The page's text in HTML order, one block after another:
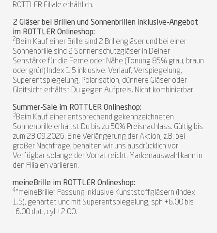
ROTTLER Filiale erhältlich.
2 Gläser bei Brillen und Sonnenbrillen inklusive-Angebot
im ROTTLER Onlineshop:
2 Beim Kauf einer Brille sind 2 Brillengläser und bei einer
Sonnenbrille sind 2 Sonnenschutzgläser in Deiner
Sehstärke für die Ferne oder Nähe (Tönung 85% grau, braun
oder grün) Index 1.5 inklusive. Verlauf, Verspiegelung,
Superentspiegelung, Polarisation, dünnere Gläser oder
Gleitsicht erhältst Du gegen Aufpreis. Nicht kombinierbar.
Summer-Sale im ROTTLER Onlineshop:
3 Beim Kauf einer entsprechend gekennzeichneten
Sonnenbrille erhältst Du bis zu 50% Preisnachlass. Gültig bis
zum 23.09.2026. Eine Verlängerung der Aktion, z.B. bei
großer Nachfrage, behalten wir uns ausdrücklich vor.
Verfügbar solange der Vorrat reicht. Markenauswahl kann in
den Filialen variieren.
meineBrille im ROTTLER Onlineshop:
4"meineBrille" Fassung inklusive Kunststoffgläsern (Index
1.5), gehärtet und mit Superentspiegelung, sph +6.00 bis
-6.00 dpt., cyl +2.00.